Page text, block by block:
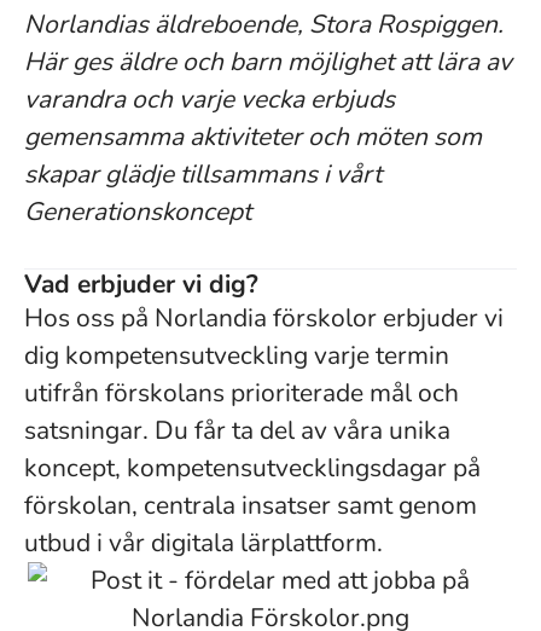
Norlandias äldreboende, Stora Rospiggen.
Här ges äldre och barn möjlighet att lära av
varandra och varje vecka erbjuds
gemensamma aktiviteter och möten som
skapar glädje tillsammans i vårt
Generationskoncept
Vad erbjuder vi dig?
Hos oss på Norlandia förskolor erbjuder vi
dig kompetensutveckling varje termin
utifrån förskolans prioriterade mål och
satsningar. Du får ta del av våra unika
koncept, kompetensutvecklingsdagar på
förskolan, centrala insatser samt genom
utbud i vår digitala lärplattform.